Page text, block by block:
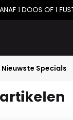
1 DOOS OF 1
Nieuwste Specials
Sale